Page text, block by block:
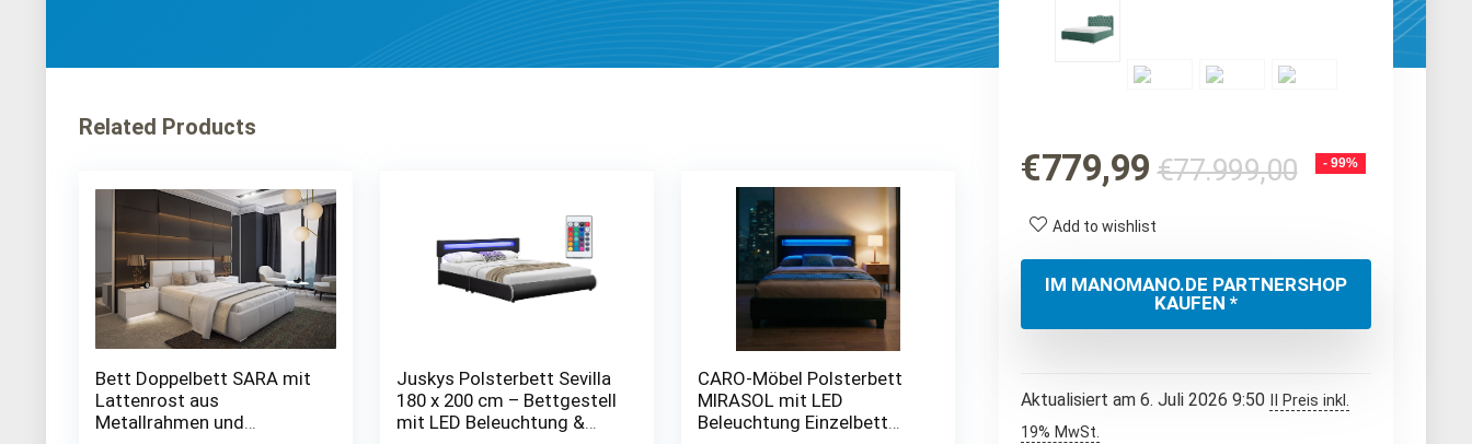
- 99%
€77.999,00
€779,99 Aktueller
€779,99.
Add to wishlist
IM MANOMANO.DE PARTNERSHOP
KAUFEN *
Aktualisiert am 6. Juli 2026 9:50
II Preis inkl.
19% MwSt.
Related Products
Bett Doppelbett SARA mit
Lattenrost aus
Metallrahmen und
Juskys Polsterbett Sevilla
180 x 200 cm – Bettgestell
mit LED Beleuchtung &
CARO-Möbel Polsterbett
MIRASOL mit LED
Beleuchtung Einzelbett